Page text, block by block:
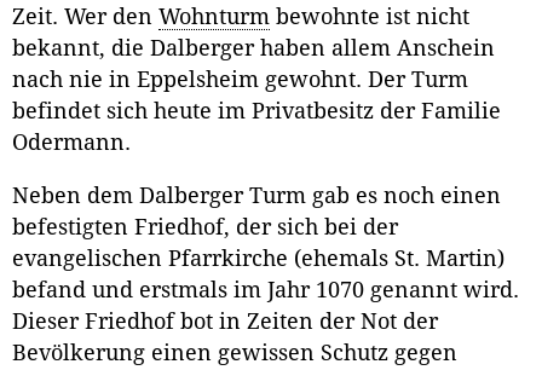
Zeit. Wer den Wohnturm bewohnte ist nicht
bekannt, die Dalberger haben allem Anschein
nach nie in Eppelsheim gewohnt. Der Turm
befindet sich heute im Privatbesitz der Familie
Odermann.
Neben dem Dalberger Turm gab es noch einen
befestigten Friedhof, der sich bei der
evangelischen Pfarrkirche (ehemals St. Martin)
befand und erstmals im Jahr 1070 genannt wird.
Dieser Friedhof bot in Zeiten der Not der
Bevölkerung einen gewissen Schutz gegen